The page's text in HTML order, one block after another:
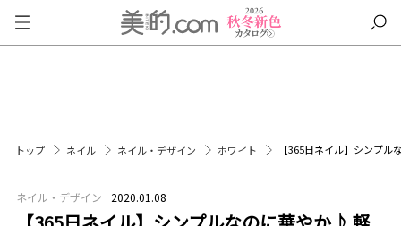
トップ ネイル ネイル・デザイン ホワイト 【365日ネイル】シンプ
ネイル・デザイン 2020.01.08